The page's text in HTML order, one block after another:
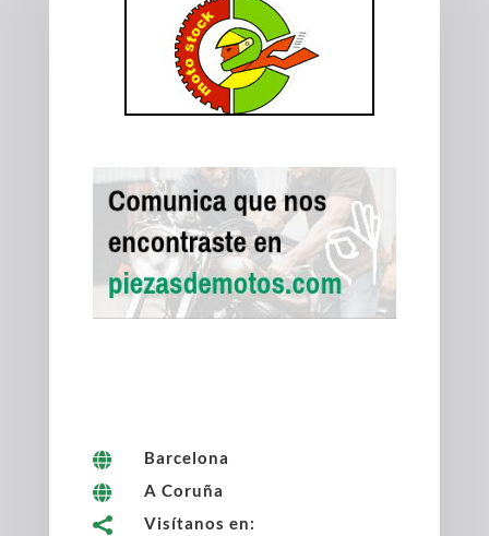

Barcelona

A Coruña

Visítanos en: